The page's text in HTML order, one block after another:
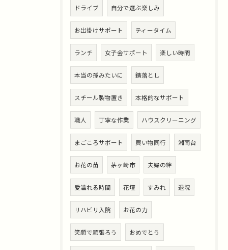
ドライブ 自分で選ぶ楽しみ
お出掛けサポート ティータイム
ランチ 女子会サポート 楽しい時間
本当の孫みたいに 錆落とし
スチール製物置き 本格的なサポート
職人 丁寧な作業 ハウスクリーニング
まごころサポート 買い物同行 湘南台
お花の苗 茅ヶ崎市 夫婦の絆
愛溢れる時間 花壇 すみれ 退院
リハビリ入院 お花の力
笑顔で頑張ろう おめでとう